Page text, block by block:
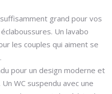
grand pour vos
Un lavabo
les couples qui aiment se
pour un design moderne et
WC suspendu avec une